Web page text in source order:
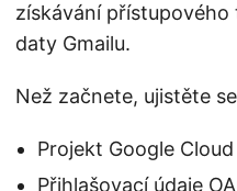
získávání
daty Gmailu.
Než začnete, ujistěte
Projekt Google
Přihlašovací údaje